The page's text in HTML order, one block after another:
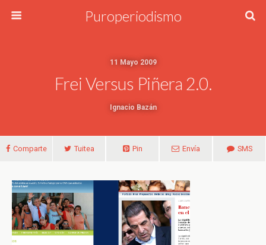
Puroperiodismo
11 Mayo 2009
Frei Versus Piñera 2.0.
Ignacio Bazán
Comparte Tuitea Pin Envía SMS